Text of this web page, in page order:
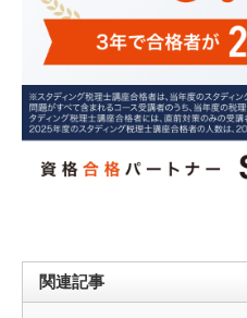
関連記事